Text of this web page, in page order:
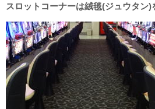
スロットコーナーは絨毯(ジュウタン)